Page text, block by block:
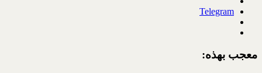
Telegram
معجب بهذه: